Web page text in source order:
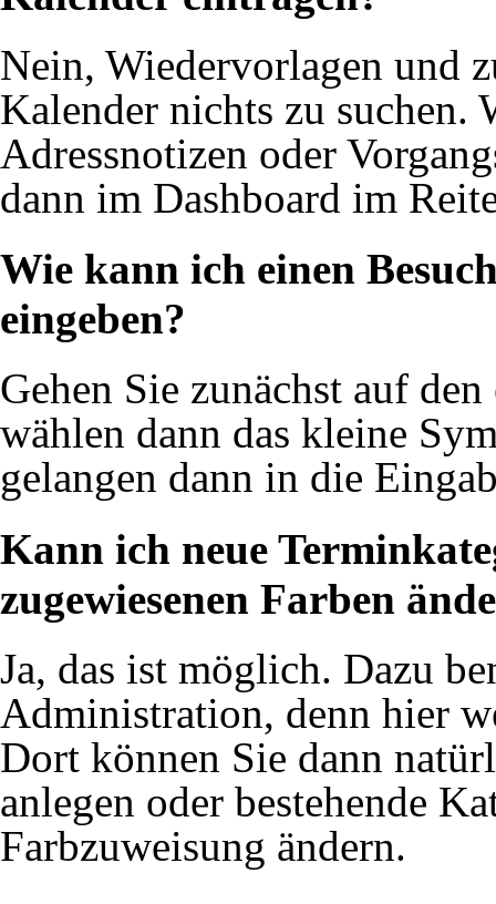
Nein, Wiedervorlagen und
Kalender nichts zu suchen.
Adressnotizen oder
dann im Dashboard im
Wie kann ich einen
eingeben?
Gehen Sie zunächst auf
wählen dann das kleine
gelangen dann in die
Kann ich neue
zugewiesenen Farben
Ja, das ist möglich. Dazu
Administration, denn hier
Dort können Sie dann
anlegen oder bestehende
Farbzuweisung ändern.